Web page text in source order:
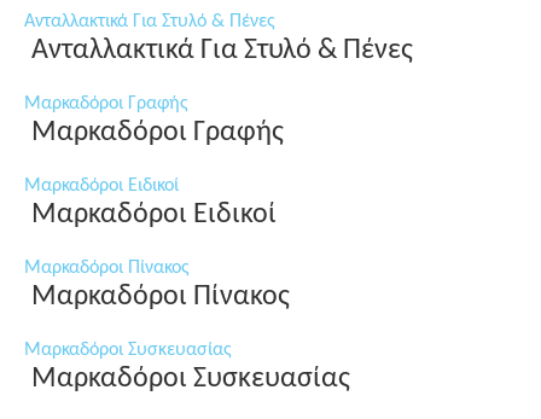
Ανταλλακτικά Για Στυλό & Πένες
Ανταλλακτικά Για Στυλό & Πένες
Μαρκαδόροι Γραφής
Μαρκαδόροι Γραφής
Μαρκαδόροι Ειδικοί
Μαρκαδόροι Ειδικοί
Μαρκαδόροι Πίνακος
Μαρκαδόροι Πίνακος
Μαρκαδόροι Συσκευασίας
Μαρκαδόροι Συσκευασίας